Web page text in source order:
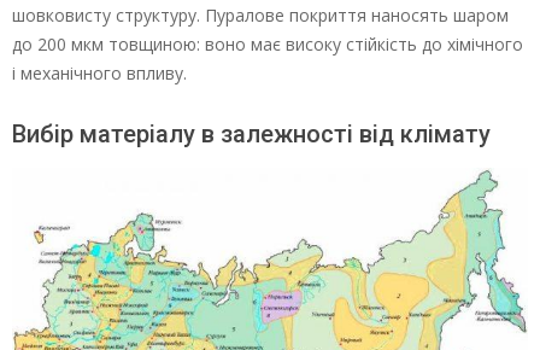
шовковисту структуру. Пуралове покриття наносять шаром
до 200 мкм товщиною: воно має високу стійкість до хімічного
і механічного впливу.
Вибір матеріалу в залежності від клімату